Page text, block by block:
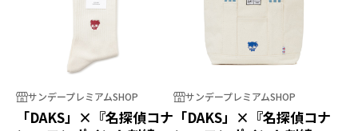
サンデープレミアムSHOP
「DAKS」×『名探偵コナ
サンデープレミアムSHOP
「DAKS」×『名探偵コナ